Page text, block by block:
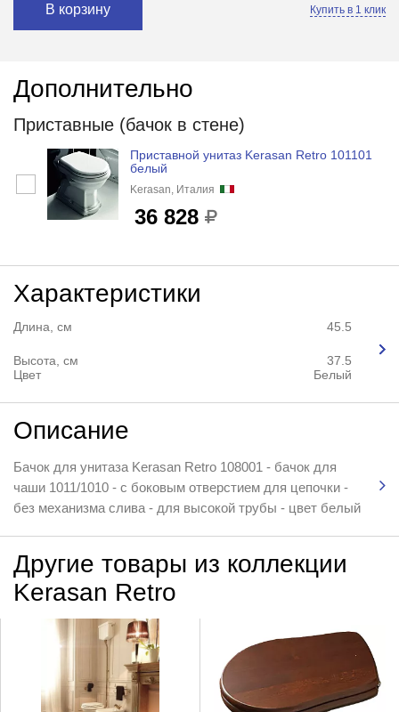
В корзину Купить в 1 клик
Дополнительно
Приставные (бачок в стене)
Приставной унитаз Kerasan Retro 101101
белый
Kerasan, Италия
36 828
Характеристики
Длина, см 45.5
Высота, см
37.5
Цвет
Белый
Описание
Бачок для унитаза Kerasan Retro 108001 - бачок для
чаши 1011/1010 - с боковым отверстием для цепочки -
без механизма слива - для высокой трубы - цвет белый
Другие товары из коллекции
Kerasan Retro